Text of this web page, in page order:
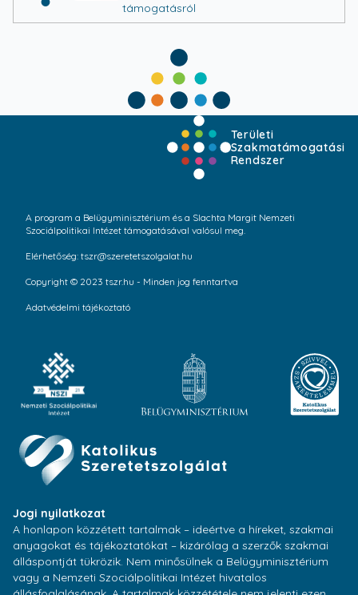
támogatásról
Területi
Szakmatámogatási
Rendszer
A program a Belügyminisztérium és a Slachta Margit Nemzeti
Szociálpolitikai Intézet támogatásával valósul meg.
Elérhetőség: tszr@szeretetszolgalat.hu
Copyright © 2023 tszr.hu - Minden jog fenntartva
Adatvédelmi tájékoztató
Jogi nyilatkozat
A honlapon közzétett tartalmak – ideértve a híreket, szakmai
anyagokat és tájékoztatókat – kizárólag a szerzők szakmai
álláspontját tükrözik. Nem minősülnek a Belügyminisztérium
vagy a Nemzeti Szociálpolitikai Intézet hivatalos